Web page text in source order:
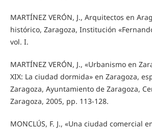
MARTÍNEZ VERÓN, J., Arquitectos en
histórico, Zaragoza, Institución
vol. I.
MARTÍNEZ VERÓN, J., «Urbanismo en
XIX: La ciudad dormida» en Zaragoza,
Zaragoza, Ayuntamiento de Zaragoza,
Zaragoza, 2005, pp. 113-128.
MONCLÚS, F. J., «Una ciudad comercial